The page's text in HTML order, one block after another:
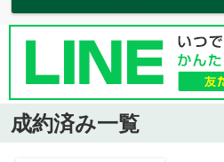
成約済み一覧